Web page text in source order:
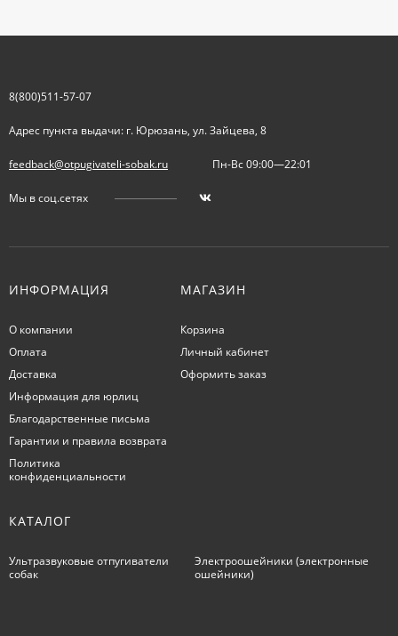
8(800)511-57-07
Адрес пункта выдачи: г. Юрюзань, ул. Зайцева, 8
feedback@otpugivateli-sobak.ru Пн-Вс 09:00—22:01
Мы в соц.сетях
ИНФОРМАЦИЯ
О компании
Оплата
Доставка
Информация для юрлиц
Благодарственные письма
Гарантии и правила возврата
Политика
конфиденциальности
МАГАЗИН
Корзина
Личный кабинет
Оформить заказ
КАТАЛОГ
Ультразвуковые отпугиватели
собак
Электроошейники (электронные
ошейники)